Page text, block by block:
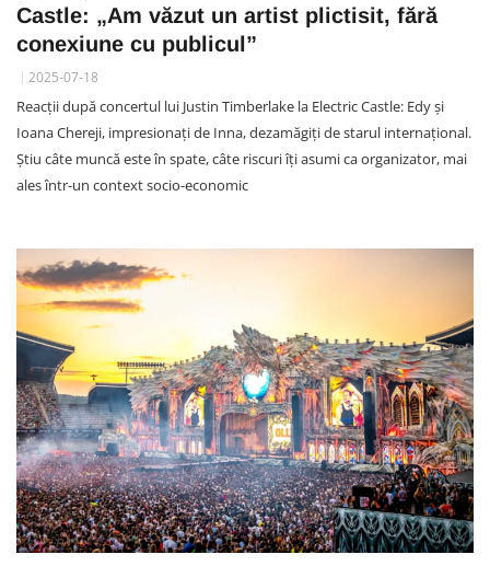
Castle: „Am văzut un artist plictisit, fără
conexiune cu publicul”
2025-07-18
Reacții după concertul lui Justin Timberlake la Electric Castle: Edy și
Ioana Chereji, impresionați de Inna, dezamăgiți de starul internațional.
Știu câte muncă este în spate, câte riscuri îți asumi ca organizator, mai
ales într-un context socio-economic